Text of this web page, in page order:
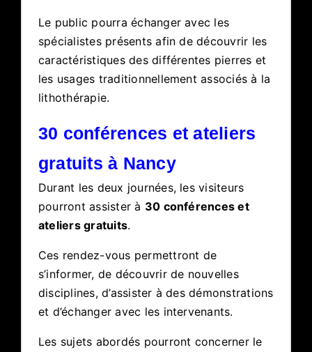
Le public pourra échanger avec les
spécialistes présents afin de découvrir les
caractéristiques des différentes pierres et
les usages traditionnellement associés à la
lithothérapie.
30 conférences et ateliers
gratuits à Nancy
Durant les deux journées, les visiteurs
pourront assister à 30 conférences et
ateliers gratuits.
Ces rendez-vous permettront de
s’informer, de découvrir de nouvelles
disciplines, d’assister à des démonstrations
et d’échanger avec les intervenants.
Les sujets abordés pourront concerner le